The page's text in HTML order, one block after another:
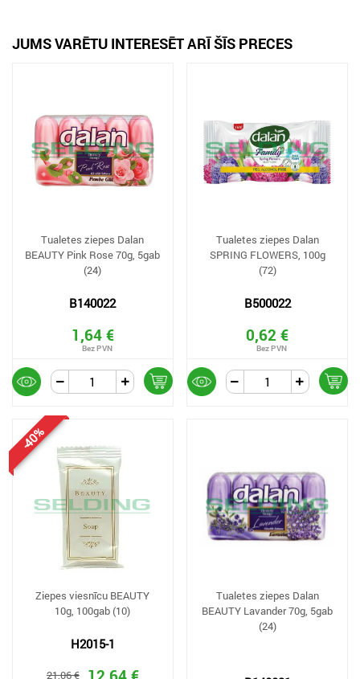
JUMS VARĒTU INTERESĒT ARĪ ŠĪS PRECES
Tualetes ziepes Dalan
BEAUTY Pink Rose 70g, 5gab
(24)
B140022
1,64 €
Tualetes ziepes Dalan
SPRING FLOWERS, 100g
(72)
B500022
0,62 €
-40%
Ziepes viesnīcu BEAUTY
10g, 100gab (10)
H2015-1
21,06 €
Tualetes ziepes Dalan
BEAUTY Lavander 70g, 5gab
(24)